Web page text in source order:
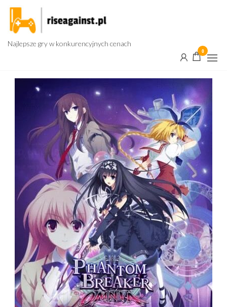
Przejdź
treści
Najlepsze gry w konkurencyjnych cenach
0